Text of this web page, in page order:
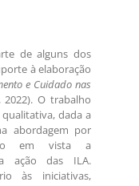
de alguns dos
à elaboração
e Cuidado nas
2022). O trabalho
dada a
abordagem por
em vista a
ação das ILA.
às iniciativas,